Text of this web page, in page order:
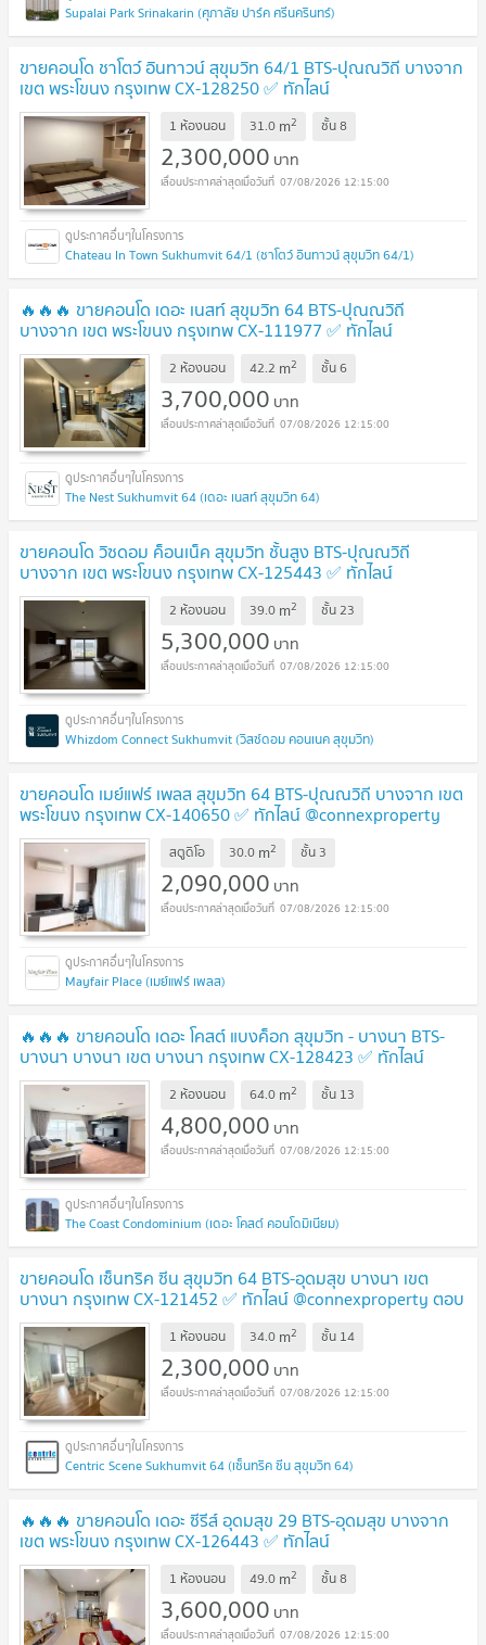
Supalai Park Srinakarin (ศุภาลัย ปาร์ค ศรีนครินทร์)
ขายคอนโด ชาโตว์ อินทาวน์ สุขุมวิท 64/1 BTS-ปุณณวิถี บางจาก
เขต พระโขนง กรุงเทพ CX-128250 ✅ ทักไลน์
@connexproperty ตอบทันที ทีมงานมืออาชีพ ✅
1 ห้องนอน 31.0 m2 ชั้น8
2,300,000 บาท
07/08/2026 12:15:00
Chateau In Town Sukhumvit 64/1 (ชาโตว์ อินทาวน์ สุขุมวิท 64/1)
🔥🔥🔥 ขายคอนโด เดอะ เนสท์ สุขุมวิท 64 BTS-ปุณณวิถี
บางจาก เขต พระโขนง กรุงเทพ CX-111977 ✅ ทักไลน์
@connexproperty ตอบทันที ทีมงานมืออาชีพ ✅ 🔥🔥🔥
2 ห้องนอน 42.2 m2 ชั้น6
3,700,000 บาท
07/08/2026 12:15:00
The Nest Sukhumvit 64 (เดอะ เนสท์ สุขุมวิท 64)
ขายคอนโด วิซดอม ค็อนเน็ค สุขุมวิท ชั้นสูง BTS-ปุณณวิถี
บางจาก เขต พระโขนง กรุงเทพ CX-125443 ✅ ทักไลน์
@connexproperty ตอบทันที ทีมงานมืออาชีพ ✅
2 ห้องนอน 39.0 m2 ชั้น23
5,300,000 บาท
07/08/2026 12:15:00
Whizdom Connect Sukhumvit (วิสซ์ดอม คอนเนค สุขุมวิท)
ขายคอนโด เมย์แฟร์ เพลส สุขุมวิท 64 BTS-ปุณณวิถี บางจาก เขต
พระโขนง กรุงเทพ CX-140650 ✅ ทักไลน์ @connexproperty
ตอบทันที ทีมงานมืออาชีพ ✅
สตูดิโอ 30.0 m2 ชั้น 3
2,090,000 บาท
07/08/2026 12:15:00
Mayfair Place (เมย์แฟร์ เพลส)
🔥🔥🔥 ขายคอนโด เดอะ โคสต์ แบงค็อก สุขุมวิท - บางนา BTS-
บางนา บางนา เขต บางนา กรุงเทพ CX-128423 ✅ ทักไลน์
@connexproperty ตอบทันที ทีมงานมืออาชีพ ✅ 🔥🔥🔥
2 ห้องนอน 64.0 m2 ชั้น 13
4,800,000 บาท
07/08/2026 12:15:00
The Coast Condominium (เดอะ โคสต์ คอนโดมิเนียม)
ขายคอนโด เซ็นทริค ซีน สุขุมวิท 64 BTS-อุดมสุข บางนา เขต
บางนา กรุงเทพ CX-121452 ✅ ทักไลน์ @connexproperty ตอบ
ทันที ทีมงานมืออาชีพ ✅
1 ห้องนอน 34.0 m2 ชั้น 14
2,300,000 บาท
07/08/2026 12:15:00
Centric Scene Sukhumvit 64 (เซ็นทริค ซีน สุขุมวิท 64)
🔥🔥🔥 ขายคอนโด เดอะ ซีรีส์ อุดมสุข 29 BTS-อุดมสุข บางจาก
เขต พระโขนง กรุงเทพ CX-126443 ✅ ทักไลน์
@connexproperty ตอบทันที ทีมงานมืออาชีพ ✅ 🔥🔥🔥
1 ห้องนอน 49.0 m2 ชั้น8
3,600,000 บาท
07/08/2026 12:15:00